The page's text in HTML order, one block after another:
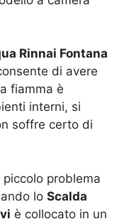
Rinnai Fontana
di avere
fiamma è
interni, si
soffre certo di
problema
lo Scalda
è collocato in un